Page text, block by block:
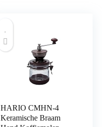
HARIO CMHN-4
Keramische Braam